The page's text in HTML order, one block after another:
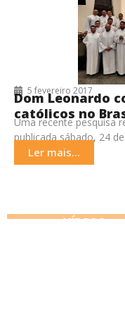
5 fevereiro 2017
Dom Leonardo
católicos no
Uma recente pesquisa
publicada sábado, 24
anos 9 milhões de
Ler mais...
VÍDEOS